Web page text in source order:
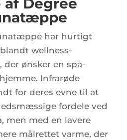
af Degree
har hurtigt
wellness-
der ønsker en spa-
Infrarøde
for deres evne til at
fordele ved
men med en lavere
målrettet varme, der